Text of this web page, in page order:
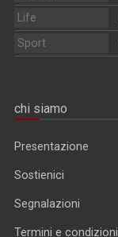
Life
Sport
chi siamo
Presentazione
Sostienici
Segnalazioni
Termini e condizioni